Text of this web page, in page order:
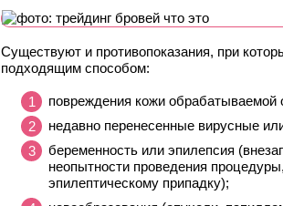
Существуют и противопоказания, при
подходящим способом:
повреждения кожи обрабатываемой
недавно перенесенные вирусные
беременность или эпилепсия
неопытности проведения
эпилептическому припадку);